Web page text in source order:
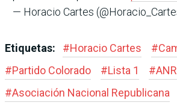
— Horacio Cartes
Etiquetas: #Horacio Cartes #
#Partido Colorado #Lista 1 #ANR
#Asociación Nacional Republicana